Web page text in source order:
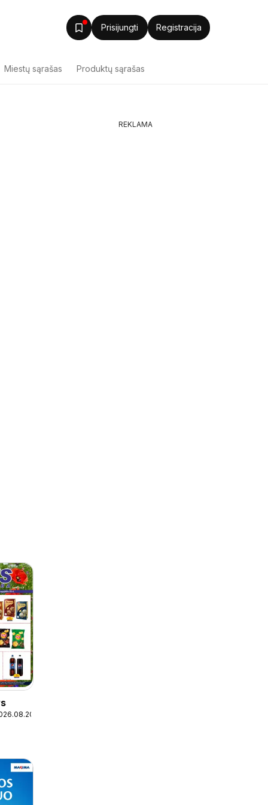
Prisijungti Registracija
Miestų sąrašas Produktų sąrašas
REKLAMA